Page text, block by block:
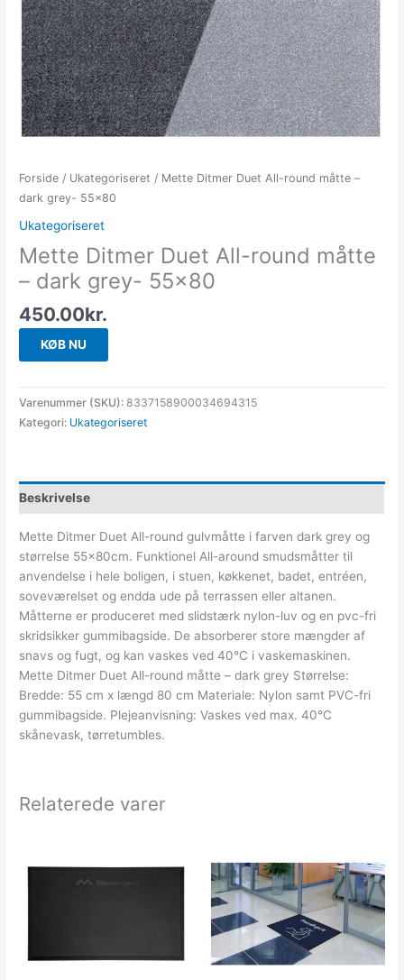
Forside / Ukategoriseret / Mette Ditmer Duet All-round måtte –
dark grey- 55×80
Ukategoriseret
Mette Ditmer Duet All-round måtte
– dark grey- 55×80
450.00kr.
KØB NU
Varenummer (SKU):8337158900034694315
Kategori: Ukategoriseret
Beskrivelse
Mette Ditmer Duet All-round gulvmåtte i farven dark grey og
størrelse 55x80cm. Funktionel All-around smudsmåtter til
anvendelse i hele boligen, i stuen, køkkenet, badet, entréen,
soveværelset og endda ude på terrassen eller altanen.
Måtterne er produceret med slidstærk nylon-luv og en pvc-fri
skridsikker gummibagside. De absorberer store mængder af
snavs og fugt, og kan vaskes ved 40°C i vaskemaskinen.
Mette Ditmer Duet All-round måtte – dark grey Størrelse:
Bredde: 55 cm x længd 80 cm Materiale: Nylon samt PVC-fri
gummibagside. Plejeanvisning: Vaskes ved max. 40°C
skånevask, tørretumbles.
Relaterede varer